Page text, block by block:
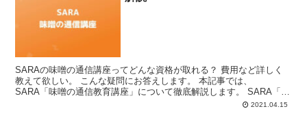
SARAの味噌の通信講座ってどんな資格が取れる？ 費用など詳しく
教えて欲しい。 こんな疑問にお答えします。 本記事では、
SARA「味噌の通信教育講座」について徹底解説します。 SARA「味
2021.04.15